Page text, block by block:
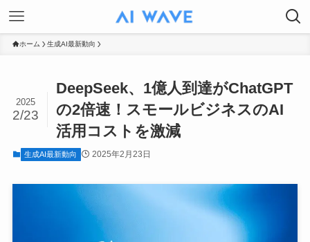
ホーム 生成AI最新動向
DeepSeek、1億人到達がChatGPT
の2倍速！スモールビジネスのAI
活用コストを激減
2025
2/23
生成AI最新動向 2025年2月23日